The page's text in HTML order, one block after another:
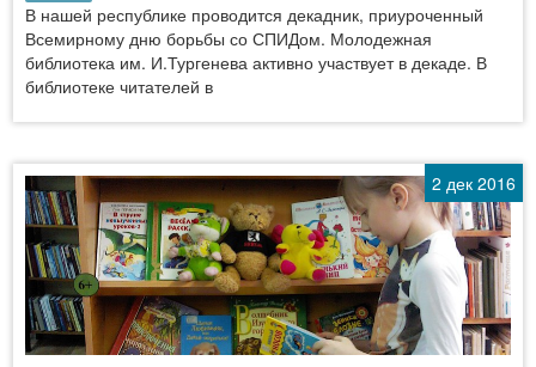
В нашей республике проводится декадник, приуроченный
Всемирному дню борьбы со СПИДом. Молодежная
библиотека им. И.Тургенева активно участвует в декаде. В
библиотеке читателей в
2 дек 2016